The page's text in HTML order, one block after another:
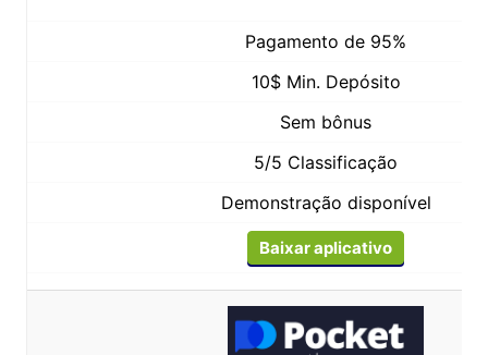
Pagamento de 95%
10$ Min. Depósito
Sem bônus
5/5 Classificação
Demonstração disponível
Baixar aplicativo